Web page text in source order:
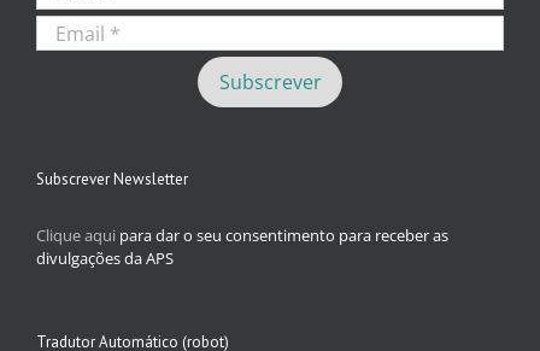
Subscrever Newsletter
Clique aqui para dar o seu consentimento para receber as
divulgações da APS
Tradutor Automático (robot)